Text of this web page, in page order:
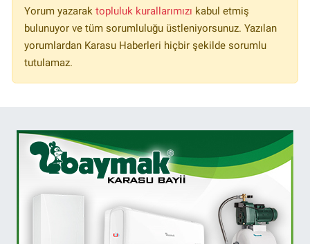
Yorum yazarak topluluk kurallarımızı kabul etmiş
bulunuyor ve tüm sorumluluğu üstleniyorsunuz. Yazılan
yorumlardan Karasu Haberleri hiçbir şekilde sorumlu
tutulamaz.